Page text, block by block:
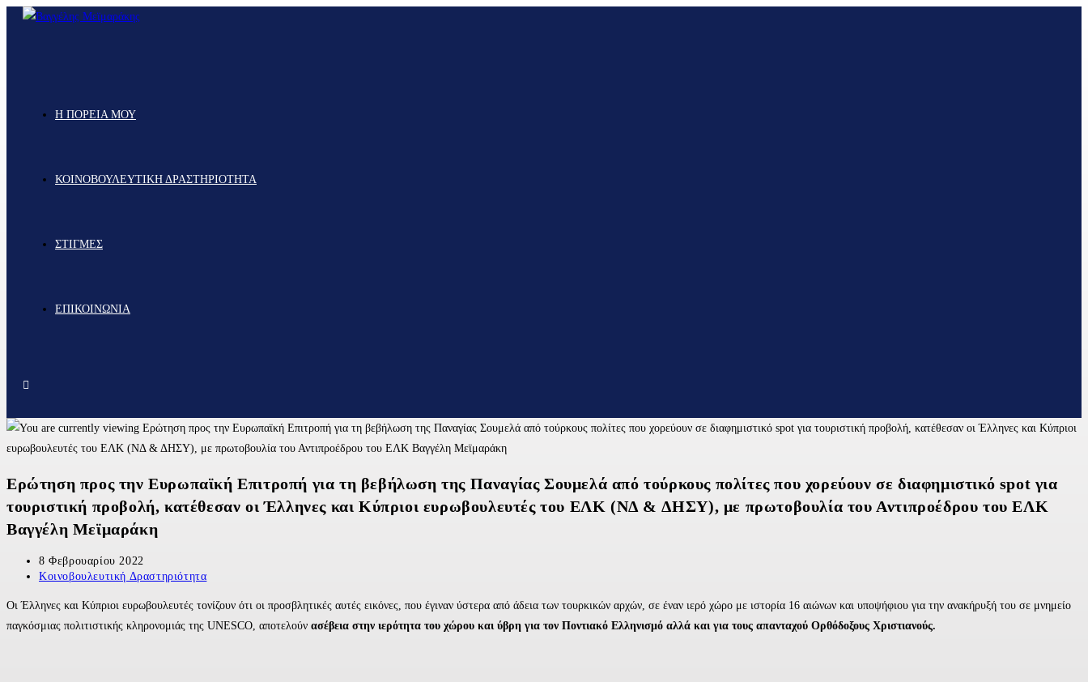
Η ΠΟΡΕΙΑ ΜΟΥ
ΚΟΙΝΟΒΟΥΛΕΥΤΙΚΗ ΔΡΑΣΤΗΡΙΟΤΗΤΑ
ΣΤΙΓΜΕΣ
ΕΠΙΚΟΙΝΩΝΙΑ
Ερώτηση προς την Ευρωπαϊκή Επιτροπή για τη βεβήλωση της Παναγίας Σουμελά από τούρκους πολίτες που χορεύουν σε διαφημιστικό spot για
τουριστική προβολή, κατέθεσαν οι Έλληνες και Κύπριοι ευρωβουλευτές του ΕΛΚ (ΝΔ & ΔΗΣΥ), με πρωτοβουλία του Αντιπροέδρου του ΕΛΚ
Βαγγέλη Μεϊμαράκη
8 Φεβρουαρίου 2022
Κοινοβουλευτική Δραστηριότητα
Οι Έλληνες και Κύπριοι ευρωβουλευτές τονίζουν ότι οι προσβλητικές αυτές εικόνες, που έγιναν ύστερα από άδεια των τουρκικών αρχών, σε έναν ιερό χώρο με ιστορία 16 αιώνων και υποψήφιου για την ανακήρυξή του σε μνημείο
παγκόσμιας πολιτιστικής κληρονομιάς της UNESCO, αποτελούν ασέβεια στην ιερότητα του χώρου και ύβρη για τον Ποντιακό Ελληνισμό αλλά και για τους απανταχού Ορθόδοξους Χριστιανούς.